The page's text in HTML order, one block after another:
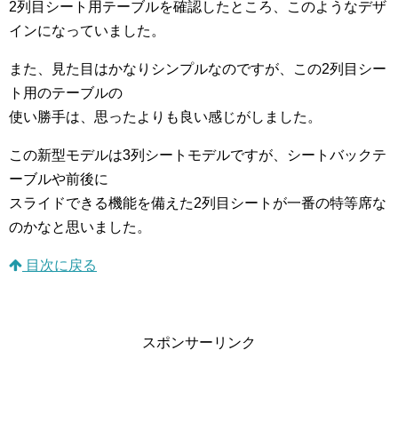
2列目シート用テーブルを確認したところ、このようなデザ
インになっていました。
また、見た目はかなりシンプルなのですが、この2列目シー
ト用のテーブルの
使い勝手は、思ったよりも良い感じがしました。
この新型モデルは3列シートモデルですが、シートバックテ
ーブルや前後に
スライドできる機能を備えた2列目シートが一番の特等席な
のかなと思いました。
目次に戻る
スポンサーリンク